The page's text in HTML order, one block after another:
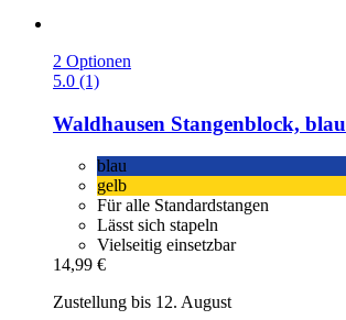
2 Optionen
5.0 (1)
Waldhausen Stangenblock, blau
blau
gelb
Für alle Standardstangen
Lässt sich stapeln
Vielseitig einsetzbar
14,99 €
Zustellung bis 12. August